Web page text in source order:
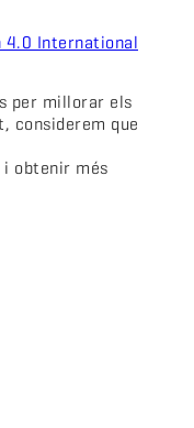
4.0 International
per millorar els
considerem que
obtenir més